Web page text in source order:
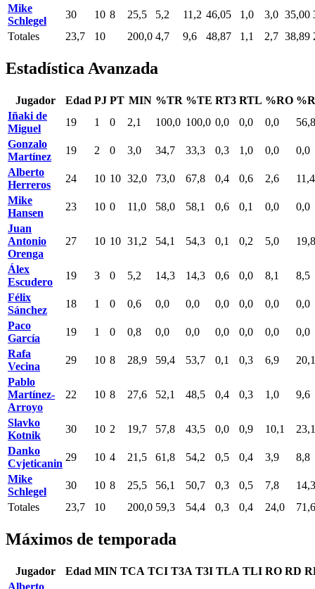
Mike
Schlegel
30 10 8 25,5 5,2 11,2 46,05 1,0 3,0 35,00
Totales
23,7 10 200,0 4,7 9,6 48,87 1,1 2,7 38,89
Estadística Avanzada
Jugador Edad PJ PT MIN %TR %TE RT3 RTL %RO
Iñaki de
Miguel
19 1 0 2,1 100,0 100,0 0,0 0,0 0,0
56,8
Gonzalo
Martínez
19 2 0 3,0 34,7 33,3 0,3 1,0 0,0
0,0
Alberto
Herreros
24 10 10 32,0 73,0 67,8 0,4 0,6 2,6
11,4
Mike
Hansen
23 10 0 11,0 58,0 58,1 0,6 0,1 0,0
0,0
Juan
Antonio
Orenga
27 10 10 31,2 54,1 54,3 0,1 0,2 5,0 19,8
Álex
Escudero
19 3 0 5,2 14,3 14,3 0,6 0,0 8,1
8,5
Félix
Sánchez
18 1 0 0,6 0,0 0,0 0,0 0,0 0,0
0,0
Paco
García
19 1 0 0,8 0,0 0,0 0,0 0,0 0,0
0,0
Rafa
Vecina
29 10 8 28,9 59,4 53,7 0,1 0,3 6,9
20,1
Pablo
Martínez-
Arroyo
22 10 8 27,6 52,1 48,5 0,4 0,3 1,0 9,6
Slavko
Kotnik
30 10 2 19,7 57,8 43,5 0,0 0,9 10,1
23,1
Danko
Cvjeticanin
29 10 4 21,5 61,8 54,2 0,5 0,4 3,9
8,8
Mike
Schlegel
30 10 8 25,5 56,1 50,7 0,3 0,5 7,8
14,3
Totales
23,7 10 200,0 59,3 54,4 0,3 0,4 24,0 71,6
Máximos de temporada
Jugador Edad MIN TCA TCI T3A T3I TLA TLI RO RD
Alberto